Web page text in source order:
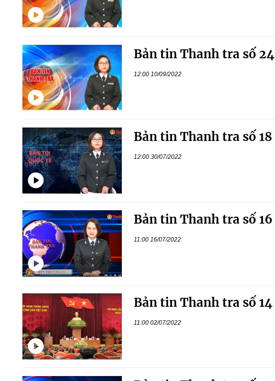
Bản tin Thanh tra số 24
12:00 10/09/2022
Bản tin Thanh tra số 18
12:00 30/07/2022
Bản tin Thanh tra số 16
11:00 16/07/2022
Bản tin Thanh tra số 14
11:00 02/07/2022